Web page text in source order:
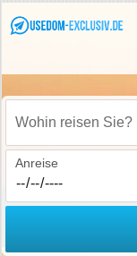
Wohin reisen Sie?
Anreise